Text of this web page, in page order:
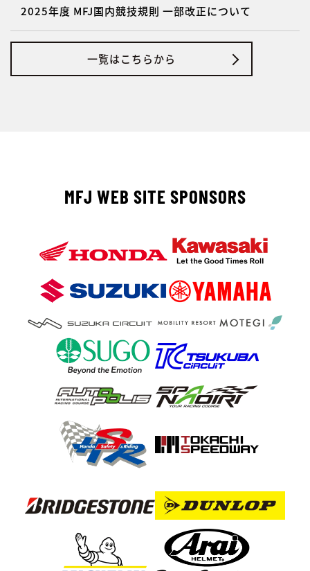
2025年度 MFJ国内競技規則 一部改正について
一覧はこちらから
MFJ WEB SITE SPONSORS